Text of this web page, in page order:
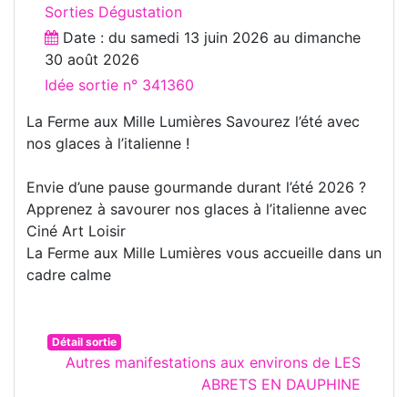
Sorties Dégustation
Date : du samedi 13 juin 2026 au dimanche
30 août 2026
Idée sortie n° 341360
La Ferme aux Mille Lumières Savourez l’été avec
nos glaces à l’italienne !
Envie d’une pause gourmande durant l’été 2026 ?
Apprenez à savourer nos glaces à l’italienne avec
Ciné Art Loisir
La Ferme aux Mille Lumières vous accueille dans un
cadre calme
Détail sortie
Autres manifestations aux environs de LES
ABRETS EN DAUPHINE